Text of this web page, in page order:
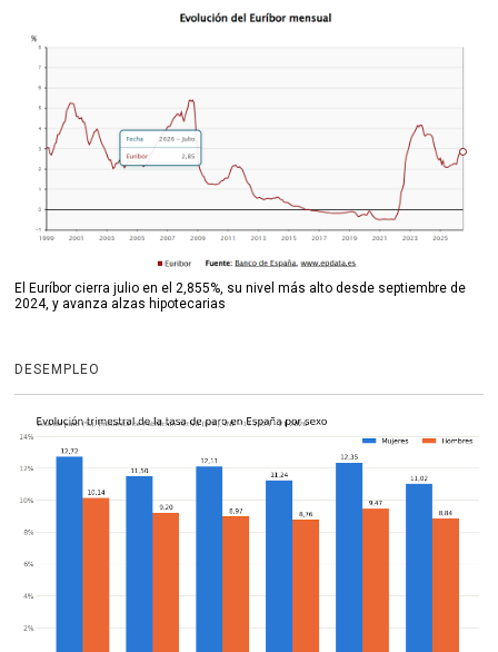
El Euríbor cierra julio en el 2,855%, su nivel más alto desde septiembre de
2024, y avanza alzas hipotecarias
DESEMPLEO